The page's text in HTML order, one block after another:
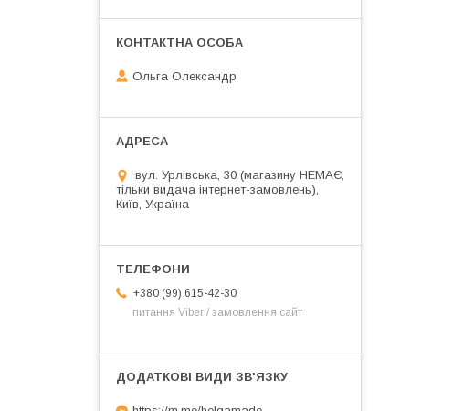
Ольга Олександр
вул. Урлівська, 30 (магазину НЕМАЄ,
тільки видача інтернет-замовлень),
Київ, Україна
+380 (99) 615-42-30
питання Viber / замовлення сайт